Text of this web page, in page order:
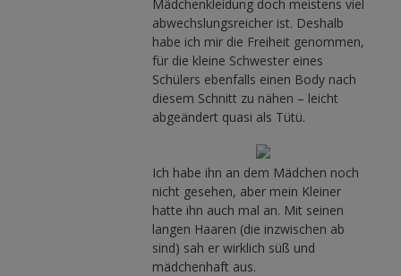
Mädchenkleidung doch meistens viel
abwechslungsreicher ist. Deshalb
habe ich mir die Freiheit genommen,
für die kleine Schwester eines
Schülers ebenfalls einen Body nach
diesem Schnitt zu nähen – leicht
abgeändert quasi als Tütü.
Ich habe ihn an dem Mädchen noch
nicht gesehen, aber mein Kleiner
hatte ihn auch mal an. Mit seinen
langen Haaren (die inzwischen ab
sind) sah er wirklich süß und
mädchenhaft aus.